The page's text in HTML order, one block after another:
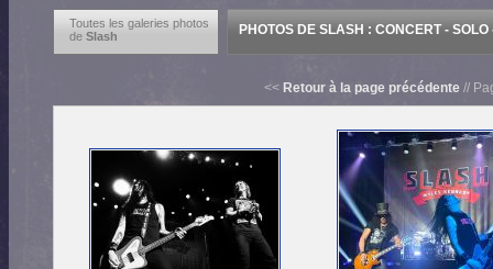
Toutes les galeries photos
de Slash PHOTOS DE SLASH : CONCERT -
<< Retour à la page précédente //